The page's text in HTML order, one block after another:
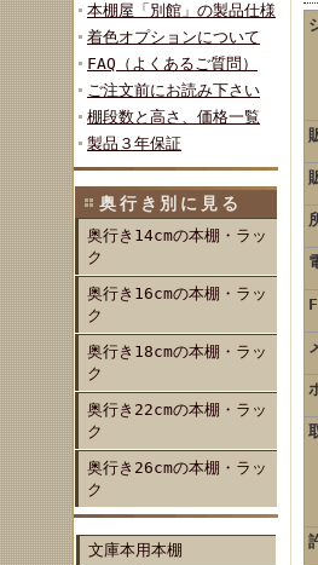
本棚屋「別館」の製品仕様
着色オプションについて
FAQ（よくあるご質問）
ご注文前にお読み下さい
棚段数と高さ、価格一覧
製品３年保証
奥行き別に見る
奥行き14cmの本棚・ラッ
ク
奥行き16cmの本棚・ラッ
ク
奥行き18cmの本棚・ラッ
ク
奥行き22cmの本棚・ラッ
ク
奥行き26cmの本棚・ラッ
ク
文庫本用本棚